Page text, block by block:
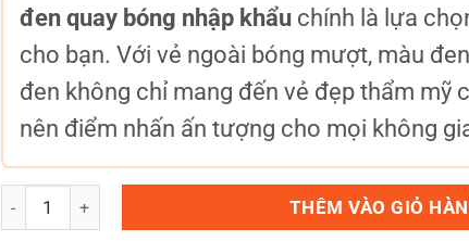
đen quay bóng nhập khẩu chính là lựa
cho bạn. Với vẻ ngoài bóng mượt, màu
đen không chỉ mang đến vẻ đẹp thẩm mỹ
nên điểm nhấn ấn tượng cho mọi không
Sỏi đen quay bóng nhập khẩu số lượng THÊM VÀO GIỎ